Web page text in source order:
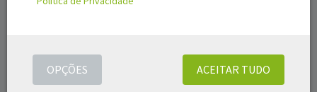
ACEITAR TUDO
OPÇÕES